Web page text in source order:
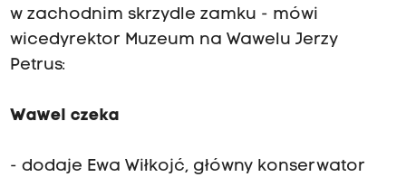
w zachodnim skrzydle zamku - mówi
wicedyrektor Muzeum na Wawelu Jerzy
Petrus:
Wawel czeka
- dodaje Ewa Wiłkojć, główny konserwator